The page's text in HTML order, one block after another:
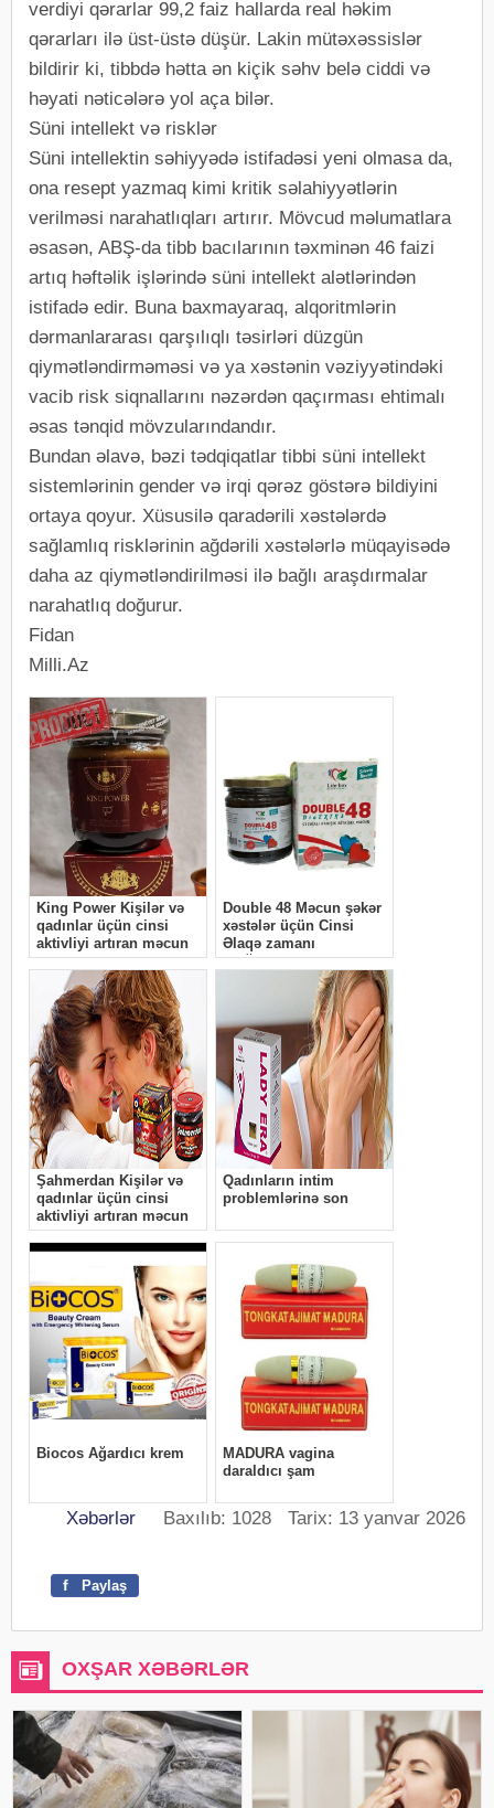
verdiyi qərarlar 99,2 faiz hallarda real həkim
qərarları ilə üst-üstə düşür. Lakin mütəxəssislər
bildirir ki, tibbdə hətta ən kiçik səhv belə ciddi və
həyati nəticələrə yol aça bilər.
Süni intellekt və risklər
Süni intellektin səhiyyədə istifadəsi yeni olmasa da,
ona resept yazmaq kimi kritik səlahiyyətlərin
verilməsi narahatlıqları artırır. Mövcud məlumatlara
əsasən, ABŞ-da tibb bacılarının təxminən 46 faizi
artıq həftəlik işlərində süni intellekt alətlərindən
istifadə edir. Buna baxmayaraq, alqoritmlərin
dərmanlararası qarşılıqlı təsirləri düzgün
qiymətləndirməməsi və ya xəstənin vəziyyətindəki
vacib risk siqnallarını nəzərdən qaçırması ehtimalı
əsas tənqid mövzularındandır.
Bundan əlavə, bəzi tədqiqatlar tibbi süni intellekt
sistemlərinin gender və irqi qərəz göstərə bildiyini
ortaya qoyur. Xüsusilə qaradərili xəstələrdə
sağlamlıq risklərinin ağdərili xəstələrlə müqayisədə
daha az qiymətləndirilməsi ilə bağlı araşdırmalar
narahatlıq doğurur.
Fidan
Milli.Az
Xəbərlər Baxılıb: 1028 Tarix: 13 yanvar 2026
f Paylaş
OXŞAR XƏBƏRLƏR